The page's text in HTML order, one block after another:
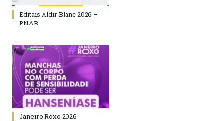
Editais Aldir Blanc 2026 –
PNAB
Janeiro Roxo 2026